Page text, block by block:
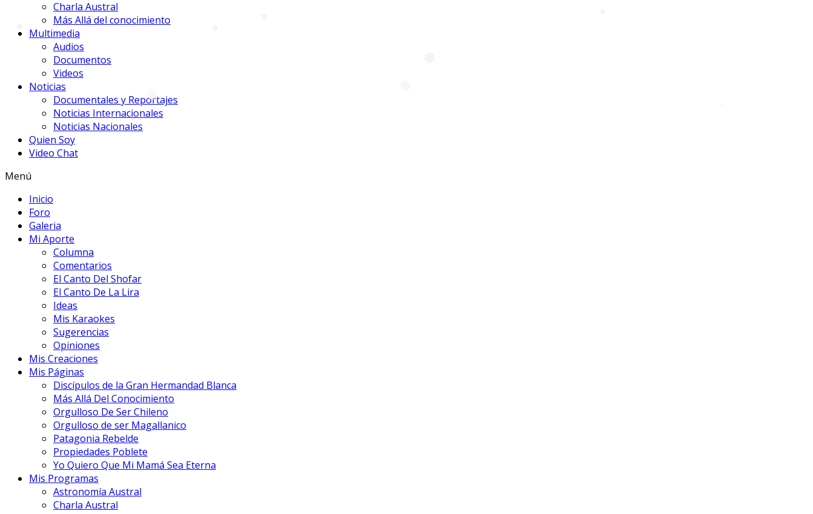
Charla Austral
Más Allá del conocimiento
Multimedia
Audios
Documentos
Videos
Noticias
Documentales y Reportajes
Noticias Internacionales
Noticias Nacionales
Quien Soy
Video Chat
Menú
Inicio
Foro
Galeria
Mi Aporte
Columna
Comentarios
El Canto Del Shofar
El Canto De La Lira
Ideas
Mis Karaokes
Sugerencias
Opiniones
Mis Creaciones
Mis Páginas
Discípulos de la Gran Hermandad Blanca
Más Allá Del Conocimiento
Orgulloso De Ser Chileno
Orgulloso de ser Magallanico
Patagonia Rebelde
Propiedades Poblete
Yo Quiero Que Mi Mamá Sea Eterna
Mis Programas
Astronomía Austral
Charla Austral